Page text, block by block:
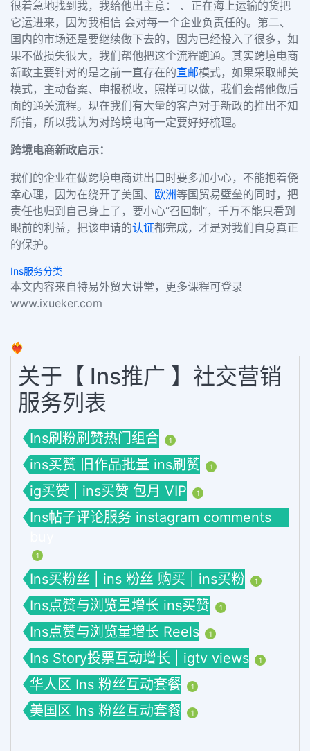
很着急地找到我，我给他出主意： 、正在海上运输的货把
它运进来，因为我相信 会对每一个企业负责任的。第二、
国内的市场还是要继续做下去的，因为已经投入了很多，如
果不做损失很大，我们帮他把这个流程跑通。其实跨境电商
新政主要针对的是之前一直存在的直邮模式，如果采取邮关
模式，主动备案、申报税收，照样可以做，我们会帮他做后
面的通关流程。现在我们有大量的客户对于新政的推出不知
所措，所以我认为对跨境电商一定要好好梳理。
跨境电商新政启示：
我们的企业在做跨境电商进出口时要多加小心，不能抱着侥
幸心理，因为在绕开了美国、 欧洲等国贸易壁垒的同时，把
责任也归到自己身上了，要小心“召回制”，千万不能只看到
眼前的利益，把该申请的认证都完成，才是对我们自身真正
的保护。
Ins服务分类
本文内容来自特易外贸大讲堂，更多课程可登录
www.ixueker.com
❤️‍🔥
关于【 Ins推广 】社交营销
服务列表
Ins刷粉刷赞热门组合 1
ins买赞 旧作品批量 ins刷赞 1
ig买赞 | ins买赞 包月 VIP 1
Ins帖子评论服务 instagram comments
1
Ins买粉丝 | ins 粉丝 购买 | ins买粉 1
Ins点赞与浏览量增长 ins买赞 1
Ins点赞与浏览量增长 Reels 1
Ins Story投票互动增长 | igtv views 1
华人区 Ins 粉丝互动套餐 1
美国区 Ins 粉丝互动套餐 1